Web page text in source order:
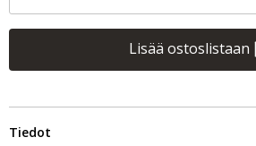
Lisää ostoslistaan
Tiedot